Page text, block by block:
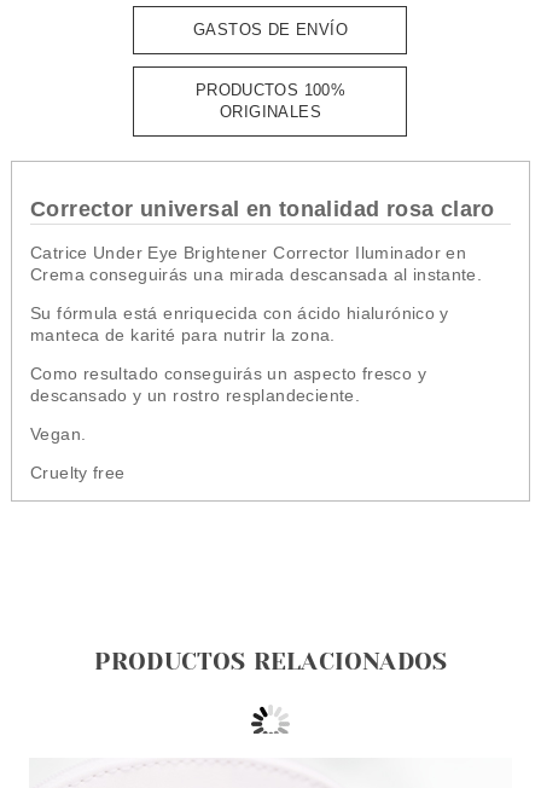
GASTOS DE ENVÍO
PRODUCTOS 100%
ORIGINALES
Corrector universal en tonalidad rosa claro
Catrice Under Eye Brightener Corrector Iluminador en
Cremaconseguirás una mirada descansada al instante.
Su fórmula está enriquecida con ácido hialurónico y
manteca de karité para nutrir la zona.
Como resultado conseguirás un aspecto fresco y
descansado y un rostro resplandeciente.
Vegan.
Cruelty free
PRODUCTOS RELACIONADOS